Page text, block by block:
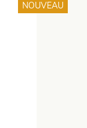
NOUVEAU